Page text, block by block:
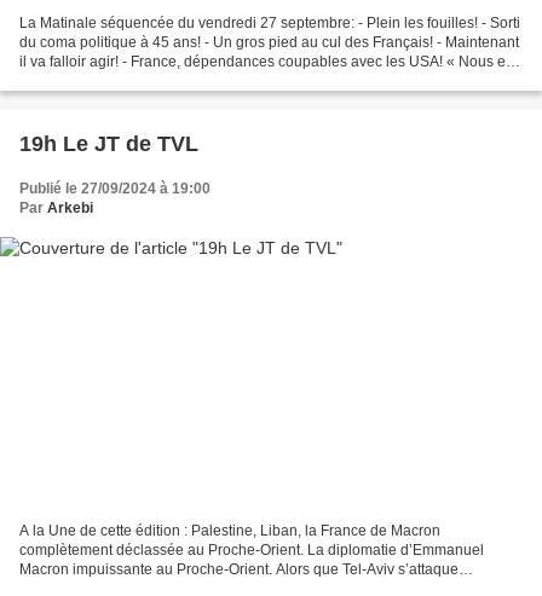
La Matinale séquencée du vendredi 27 septembre: - Plein les fouilles! - Sorti
du coma politique à 45 ans! - Un gros pied au cul des Français! - Maintenant
il va falloir agir! - France, dépendances coupables avec les USA! « Nous en
19h Le JT de TVL
Publié le 27/09/2024 à 19:00
Par Arkebi
A la Une de cette édition : Palestine, Liban, la France de Macron
complètement déclassée au Proche-Orient. La diplomatie d’Emmanuel
Macron impuissante au Proche-Orient. Alors que Tel-Aviv s’attaque